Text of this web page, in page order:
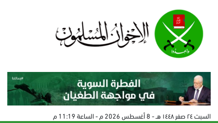
السبت ٢٤ صفر ١٤٤٨ هـ - 8 أغسطس 2026 م - الساعة 11:19 م